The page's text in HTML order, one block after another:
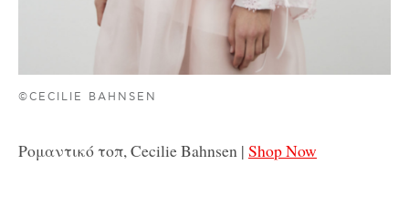
©CECILIE BAHNSEN
Ρομαντικό τοπ, Cecilie Bahnsen | Shop Now